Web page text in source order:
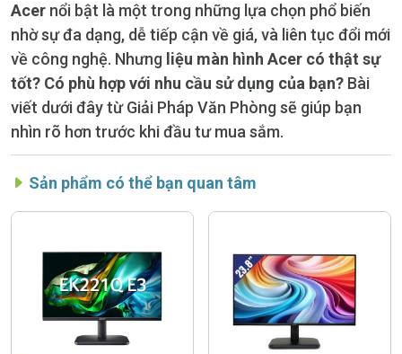
Acer nổi bật là một trong những lựa chọn phổ biến
nhờ sự đa dạng, dễ tiếp cận về giá, và liên tục đổi mới
về công nghệ. Nhưng liệu màn hình Acer có thật sự
tốt? Có phù hợp với nhu cầu sử dụng của bạn? Bài
viết dưới đây từ Giải Pháp Văn Phòng sẽ giúp bạn
nhìn rõ hơn trước khi đầu tư mua sắm.
Sản phẩm có thể bạn quan tâm